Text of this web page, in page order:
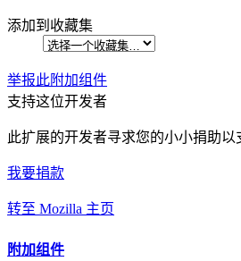
添加到收藏集
举报此附加组件
支持这位开发者
此扩展的开发者寻求您的小小捐助以
我要捐款
转至 Mozilla 主页
附加组件